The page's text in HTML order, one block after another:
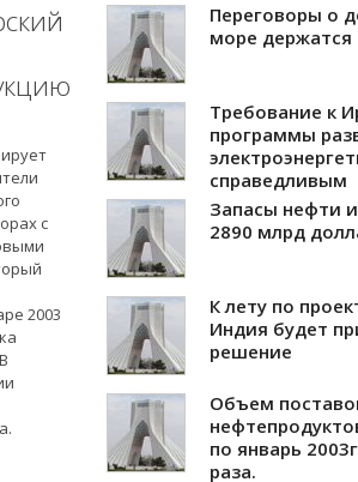
с
2003
Переговоры о
море держатся
Требование к
программы
справедливым
Запасы нефти
2890 млрд
К лету по
Индия будет
решение
Объем
по январь
раза.